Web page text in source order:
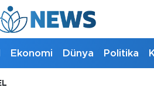
Ekonomi Dünya Politika